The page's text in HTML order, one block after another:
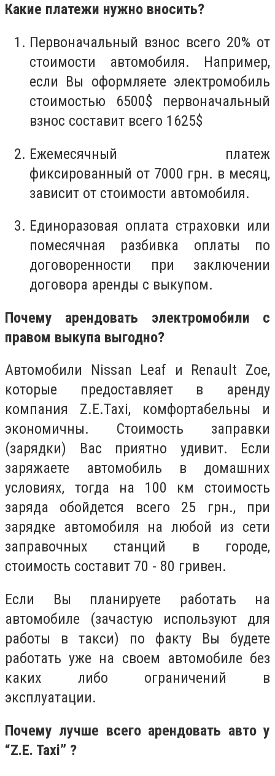
Какие платежи нужно вносить?
Первоначальный взнос всего 20% от
стоимости автомобиля. Например,
если Вы оформляете электромобиль
стоимостью 6500$ первоначальный
взнос составит всего 1625$
Ежемесячный платеж
фиксированный от 7000 грн. в месяц,
зависит от стоимости автомобиля.
Единоразовая оплата страховки или
помесячная разбивка оплаты по
договоренности при заключении
договора аренды с выкупом.
Почему арендовать электромобили с
правом выкупа выгодно?
Автомобили Nissan Leaf и Renault Zoe,
которые предоставляет в аренду
компания Z.E.Taxi, комфортабельны и
экономичны. Стоимость заправки
(зарядки) Вас приятно удивит. Если
заряжаете автомобиль в домашних
условиях, тогда на 100 км стоимость
заряда обойдется всего 25 грн., при
зарядке автомобиля на любой из сети
заправочных станций в городе,
стоимость составит 70 - 80 гривен.
Если Вы планируете работать на
автомобиле (зачастую используют для
работы в такси) по факту Вы будете
работать уже на своем автомобиле без
каких либо ограничений в
эксплуатации.
Почему лучше всего арендовать авто у
“Z.E. Taxi” ?